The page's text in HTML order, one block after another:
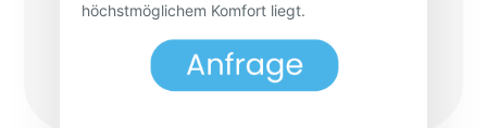
höchstmöglichem Komfort liegt.